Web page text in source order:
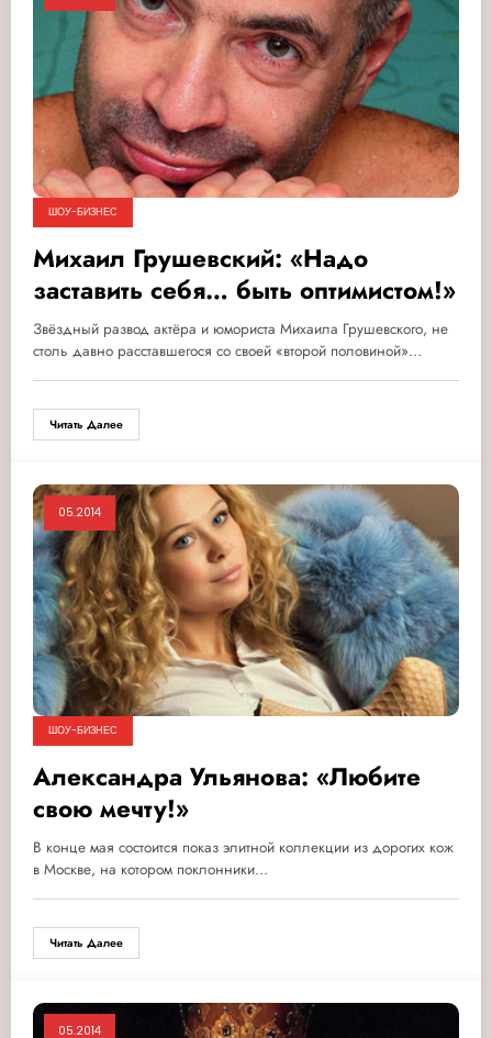
ШОУ-БИЗНЕС
Михаил Грушевский: «Надо
заставить себя… быть оптимистом!»
Звёздный развод актёра и юмориста Михаила Грушевского, не
столь давно расставшегося со своей «второй половиной»…
Читать Далее
05.2014
ШОУ-БИЗНЕС
Александра Ульянова: «Любите
свою мечту!»
В конце мая состоится показ элитной коллекции из дорогих кож
в Москве, на котором поклонники…
Читать Далее
05.2014